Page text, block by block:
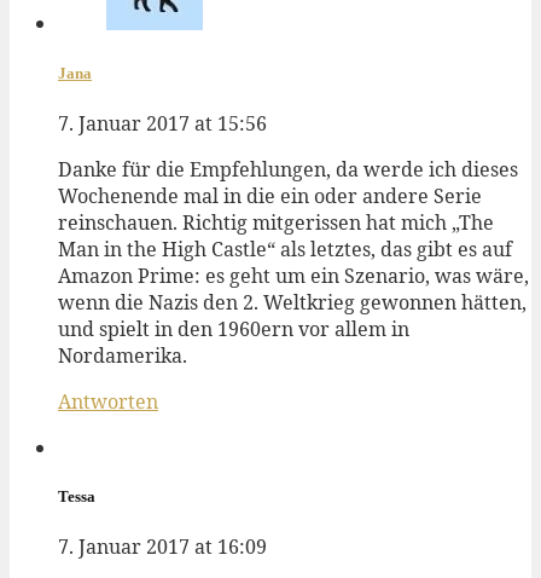
Jana
7. Januar 2017 at 15:56
Danke für die Empfehlungen, da werde ich dieses
Wochenende mal in die ein oder andere Serie
reinschauen. Richtig mitgerissen hat mich „The
Man in the High Castle“ als letztes, das gibt es auf
Amazon Prime: es geht um ein Szenario, was wäre,
wenn die Nazis den 2. Weltkrieg gewonnen hätten,
und spielt in den 1960ern vor allem in
Nordamerika.
Antworten
Tessa
7. Januar 2017 at 16:09